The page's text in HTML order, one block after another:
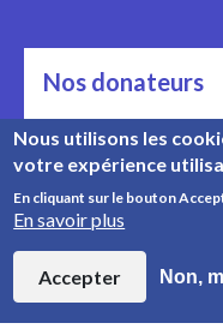
Nos donateurs
Ils nous soutiennent
Rencontrez nos
© Copyright 2008-
Nous utilisons les
votre expérience
En cliquant sur le bouton
En savoir plus
Accepter Non,